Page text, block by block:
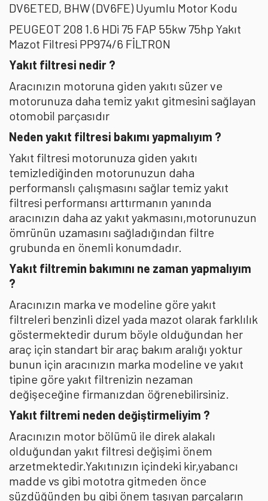
DV6ETED, BHW (DV6FE) Uyumlu Motor Kodu
PEUGEOT 208 1.6 HDi 75 FAP 55kw 75hp Yakıt
Mazot Filtresi PP974/6 FİLTRON
Yakıt filtresi nedir ?
Aracınızın motoruna giden yakıtı süzer ve
motorunuza daha temiz yakıt gitmesini sağlayan
otomobil parçasıdır
Neden yakıt filtresi bakımı yapmalıyım ?
Yakıt filtresi motorunuza giden yakıtı
temizlediğinden motorunuzun daha
performanslı çalışmasını sağlar temiz yakıt
filtresi performansı arttırmanın yanında
aracınızın daha az yakıt yakmasını,motorunuzun
ömrünün uzamasını sağladığından filtre
grubunda en önemli konumdadır.
Yakıt filtremin bakımını ne zaman yapmalıyım
?
Aracınızın marka ve modeline göre yakıt
filtreleri benzinli dizel yada mazot olarak farklılık
göstermektedir durum böyle olduğundan her
araç için standart bir araç bakım aralığı yoktur
bunun için aracınızın marka modeline ve yakıt
tipine göre yakıt filtrenizin nezaman
değişeceğine firmanızdan öğrenebilirsiniz.
Yakıt filtremi neden değiştirmeliyim ?
Aracınızın motor bölümü ile direk alakalı
olduğundan yakıt filtresi değişimi önem
arzetmektedir.Yakıtınızın içindeki kir,yabancı
madde vs gibi mototra gitmeden önce
süzdüğünden bu gibi önem taşıyan parçaların